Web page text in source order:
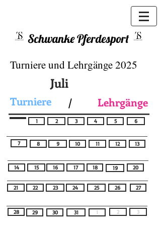
Schwanke Pferdesport
Turniere und Lehrgänge 2025
Juli
Turniere / Lehrgänge
1 2 3 4 5 6
7 8 9 10 11 12 13
14 15 16 17 18 19 20
21 22 23 24 25 26 27
28 29 30 31 1 2 3